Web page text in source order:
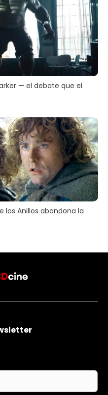
— el debate que el
los Anillos abandona la